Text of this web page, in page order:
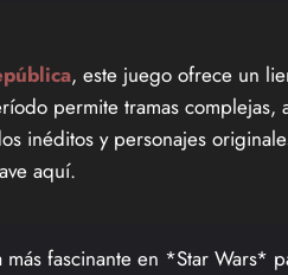
, este juego ofrece un
permite tramas complejas,
inéditos y personajes
aquí.
más fascinante en *Star Wars*